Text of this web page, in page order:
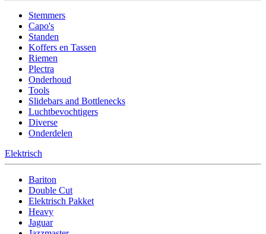
Stemmers
Capo's
Standen
Koffers en Tassen
Riemen
Plectra
Onderhoud
Tools
Slidebars and Bottlenecks
Luchtbevochtigers
Diverse
Onderdelen
Elektrisch
Bariton
Double Cut
Elektrisch Pakket
Heavy
Jaguar